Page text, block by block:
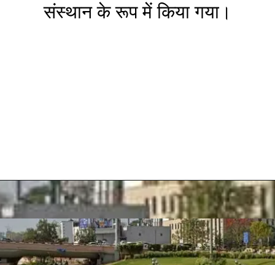
संस्‍थान के रूप में किया गया।